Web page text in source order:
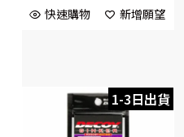
快速購物 新增願望
1-3日出貨